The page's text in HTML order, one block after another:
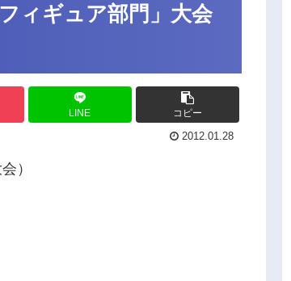
ィギュア部門」大会
LINE コピー
2012.01.28
）